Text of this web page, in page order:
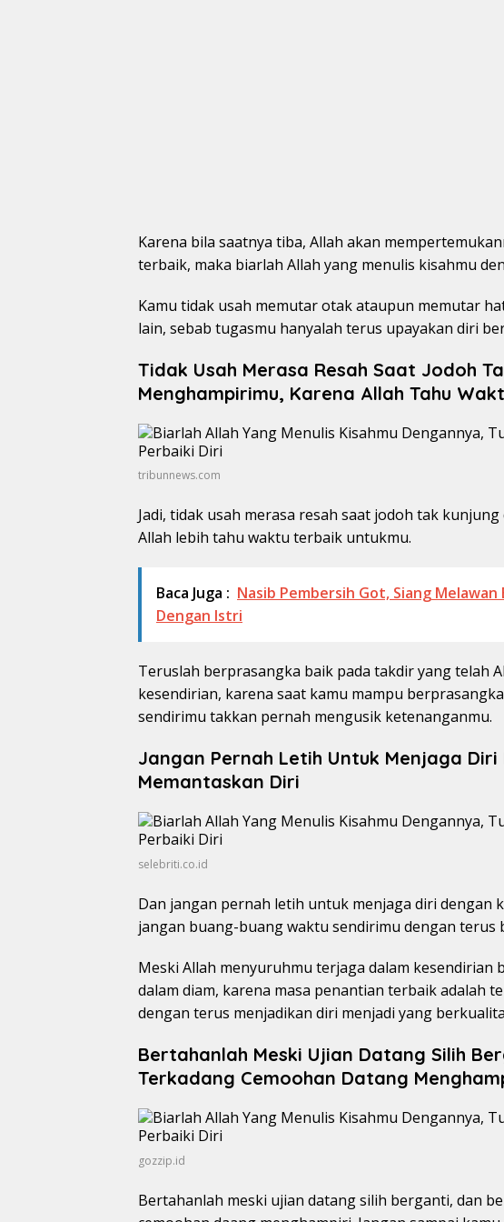
Karena bila saatnya tiba, Allah akan
terbaik, maka biarlah Allah yang menulis kisahmu
Kamu tidak usah memutar otak ataupun memutar
lain, sebab tugasmu hanyalah terus upayakan diri
Tidak Usah Merasa Resah Saat Jodoh
Menghampirimu, Karena Allah Tahu
tribunnews.com
Jadi, tidak usah merasa resah saat jodoh tak
Allah lebih tahu waktu terbaik untukmu.
Baca Juga : Nasib Pembersih Got, Siang Melawan
Dengan Istri
Teruslah berprasangka baik pada takdir yang telah
kesendirian, karena saat kamu mampu
sendirimu takkan pernah mengusik ketenanganmu.
Jangan Pernah Letih Untuk Menjaga
Memantaskan Diri
selebriti.co.id
Dan jangan pernah letih untuk menjaga diri dengan
jangan buang-buang waktu sendirimu dengan terus
Meski Allah menyuruhmu terjaga dalam
dalam diam, karena masa penantian terbaik adalah
dengan terus menjadikan diri menjadi yang
Bertahanlah Meski Ujian Datang Silih
Terkadang Cemoohan Datang
gozzip.id
Bertahanlah meski ujian datang silih berganti, dan